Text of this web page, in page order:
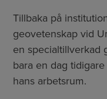
Tillbaka på
geovetenskap vid
en specialtillverkad
bara en dag
hans arbetsrum.